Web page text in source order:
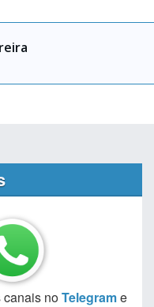
canais noTelegrame